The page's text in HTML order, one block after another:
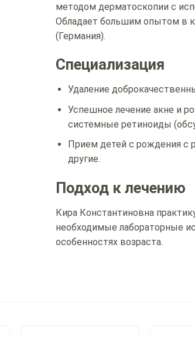
методом дерматоскопии с
Обладает большим опытом в
(Германия).
Специализация
Удаление
Успешное лечение акне и
системные ретиноиды
Прием детей с рождения с
другие.
Подход к лечению
Кира Константиновна
необходимые лабораторные
особенностях возраста.